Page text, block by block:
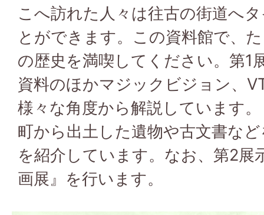
こへ訪れた人々は往古の街道へ
とができます。この資料館で、
の歴史を満喫してください。第1
資料のほかマジックビジョン、
様々な角度から解説しています
町から出土した遺物や古文書な
を紹介しています。なお、第2展
画展』を行います。